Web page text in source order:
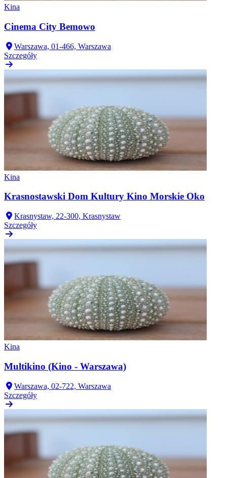
Kina
Cinema City Bemowo
Warszawa, 01-466, Warszawa
Szczegóły
Kina
Krasnostawski Dom Kultury Kino Morskie Oko
Krasnystaw, 22-300, Krasnystaw
Szczegóły
Kina
Multikino (Kino - Warszawa)
Warszawa, 02-722, Warszawa
Szczegóły